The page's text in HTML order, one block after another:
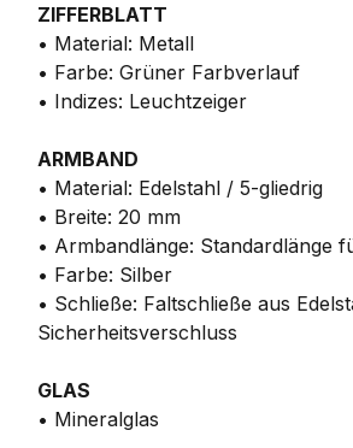
ZIFFERBLATT
• Material: Metall
• Farbe: Grüner Farbverlauf
• Indizes: Leuchtzeiger
ARMBAND
• Material: Edelstahl / 5-gliedrig
• Breite: 20 mm
• Armbandlänge: Standardlänge
• Farbe: Silber
• Schließe: Faltschließe aus
Sicherheitsverschluss
GLAS
• Mineralglas